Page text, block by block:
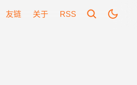
友链 关于 RSS